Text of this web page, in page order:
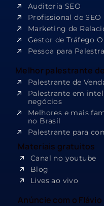
Auditoria SEO
Profissional de SEO
Marketing de
Gestor de Tráfego
Pessoa para
Melhor palestrante
Palestrante de
Palestrante em
negócios
Melhores e mais
no Brasil
Palestrante para
Materiais gratuitos
Canal no youtube
Blog
Lives ao vivo
Anúncie com o Flávio